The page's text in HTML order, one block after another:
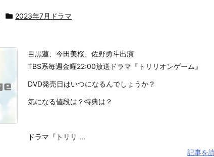
2023年7月ドラマ
目黒蓮、今田美桜、佐野勇斗出演
TBS系毎週金曜22:00放送ドラマ『トリリオンゲーム』
DVD発売日はいつになるんでしょうか？
気になる値段は？特典は？
ドラマ『トリリ ...
記事を